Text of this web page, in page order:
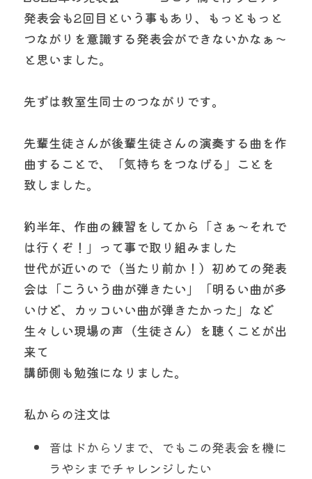
発表会も2回目という事もあり、もっともっと
つながりを意識する発表会ができないかなぁ〜
と思いました。
先ずは教室生同士のつながりです。
先輩生徒さんが後輩生徒さんの演奏する曲を作
曲することで、「気持ちをつなげる」ことを
致しました。
約半年、作曲の練習をしてから「さぁ〜それで
は行くぞ！」って事で取り組みました
世代が近いので（当たり前か！）初めての発表
会は「こういう曲が弾きたい」「明るい曲が多
いけど、カッコいい曲が弾きたかった」など
生々しい現場の声（生徒さん）を聴くことが出
来て
講師側も勉強になりました。
私からの注文は
音はドからソまで、でもこの発表会を機に
ラやシまでチャレンジしたい